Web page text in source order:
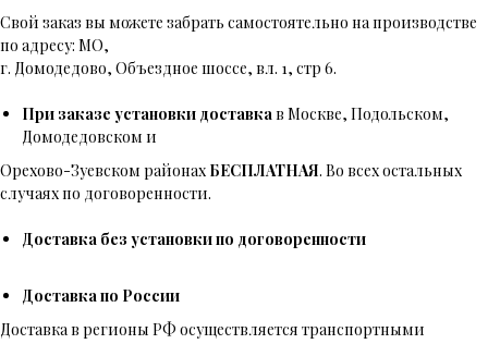
Свой заказ вы можете забрать самостоятельно на производстве
по адресу: МО,
г. Домодедово, Объездное шоссе, вл. 1, стр 6.
При заказе установки доставкав Москве, Подольском,
Домодедовском и
Орехово-Зуевском районах БЕСПЛАТНАЯ. Во всех остальных
случаях по договоренности.
Доставка без установки по договоренности
Доставка по России
Доставка в регионы РФ осуществляется транспортными